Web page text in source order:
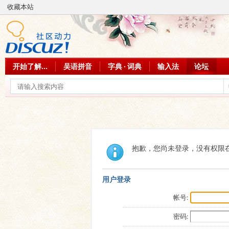
收藏本站
开始了解... 吴语拼音 字典 · 词典 输入法 论坛
抱歉，您尚未登录，没有权限
用户登录
帐号:
密码: